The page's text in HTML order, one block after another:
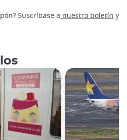
Suscríbase a nuestro boletín y